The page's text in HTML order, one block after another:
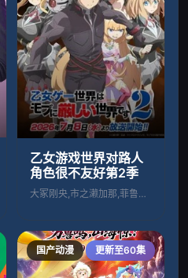
乙女游戏世界对路人
角色很不友好第2季
大冢刚央,市之濑加那,菲鲁兹·蓝,石田彰
国产动漫 更新至60集